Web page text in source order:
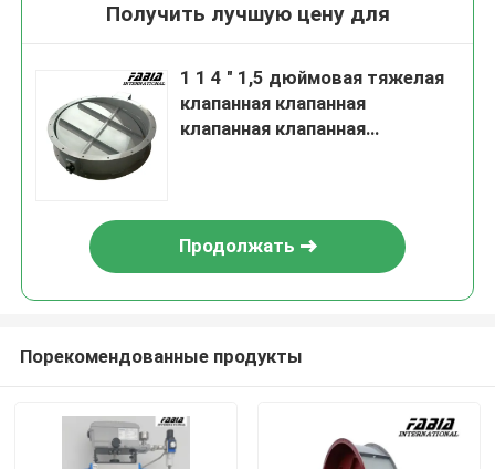
Получить лучшую цену для
1 1 4 " 1,5 дюймовая тяжелая
клапанная клапанная
клапанная клапанная
Продолжать
Порекомендованные продукты